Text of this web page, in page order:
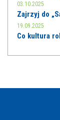
03.10.2025
Zajrzyj do
19.09.2025
Co kultura